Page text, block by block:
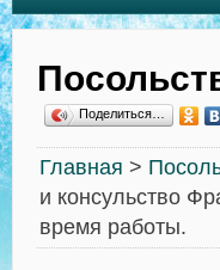
Поделиться…
Главная >
и консульство
время работы.